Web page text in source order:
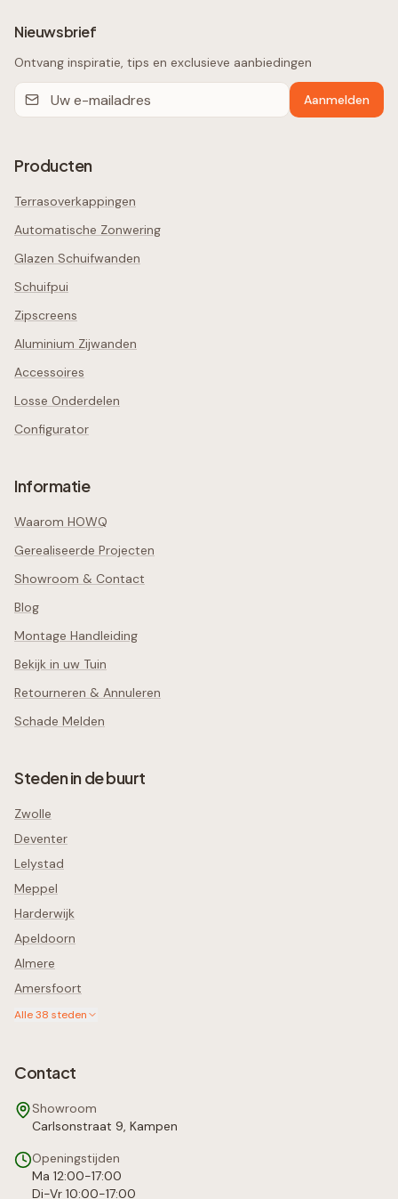
Nieuwsbrief
Ontvang inspiratie, tips en exclusieve aanbiedingen
Aanmelden
Producten
Terrasoverkappingen
Automatische Zonwering
Glazen Schuifwanden
Schuifpui
Zipscreens
Aluminium Zijwanden
Accessoires
Losse Onderdelen
Configurator
Informatie
Waarom HOWQ
Gerealiseerde Projecten
Showroom & Contact
Blog
Montage Handleiding
Bekijk in uw Tuin
Retourneren & Annuleren
Schade Melden
Steden in de buurt
Zwolle
Deventer
Lelystad
Meppel
Harderwijk
Apeldoorn
Almere
Amersfoort
Alle38 steden
Contact
Showroom
Carlsonstraat 9, Kampen
Openingstijden
Ma 12:00-17:00
Di-Vr 10:00-17:00